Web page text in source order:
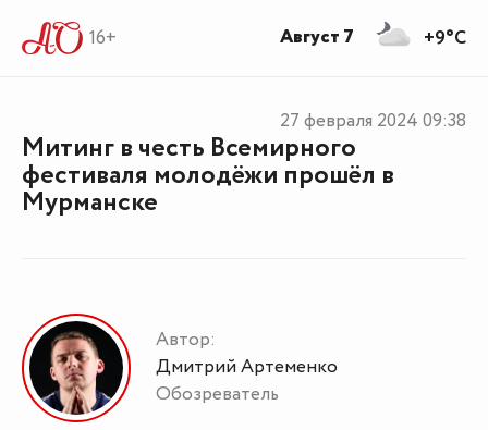
16+
Митинг в честь Всемирного
фестиваля молодёжи прошёл в
Мурманске
27 февраля 2024 09:38
Автор:
Дмитрий Артеменко
Обозреватель
+9°C
Август 7